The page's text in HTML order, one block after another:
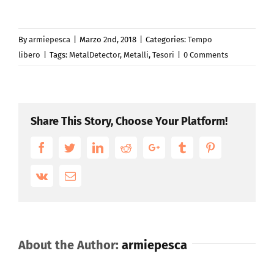
Byarmiepesca Marzo 2nd, 2018 Categories: Tempo
libero
Tags: MetalDetector, Metalli, Tesori 0 Comments
Share This Story, Choose Your Platform!
FacebookTwitterLinkedInRedditGoogle+Tumblr
Vk Email
About the Author: armiepesca